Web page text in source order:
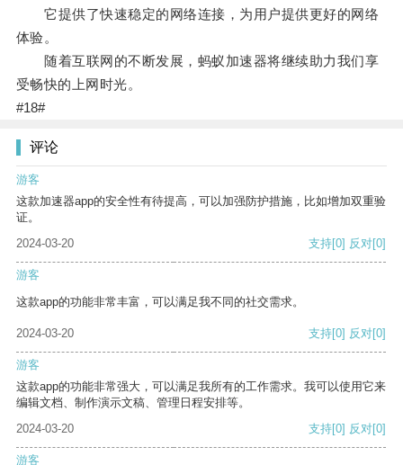
它提供了快速稳定的网络连接，为用户提供更好的网络
体验。
随着互联网的不断发展，蚂蚁加速器将继续助力我们享
受畅快的上网时光。
#18#
评论
游客
这款加速器app的安全性有待提高，可以加强防护措施，比如增加双重验
证。
2024-03-20
支持[0] 反对[0]
游客
这款app的功能非常丰富，可以满足我不同的社交需求。
2024-03-20 支持[0] 反对[0]
游客
这款app的功能非常强大，可以满足我所有的工作需求。我可以使用它来
编辑文档、制作演示文稿、管理日程安排等。
2024-03-20
支持[0] 反对[0]
游客